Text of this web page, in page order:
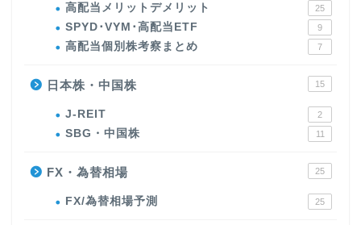
高配当メリットデメリット 25
SPYD･VYM･高配当ETF 9
高配当個別株考察まとめ 7
日本株・中国株 15
J-REIT 2
SBG・中国株 11
FX・為替相場 25
FX/為替相場予測 25